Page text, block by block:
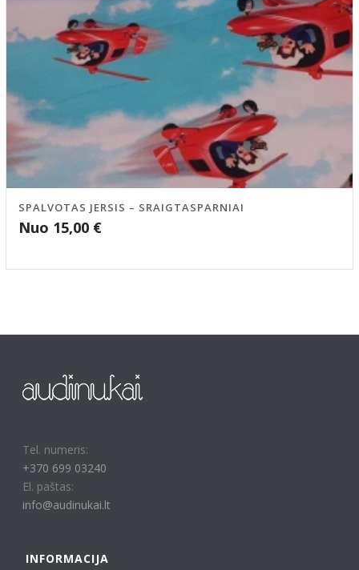
SPALVOTAS JERSIS – SRAIGTASPARNIAI
Nuo 15,00 €
Tel. numeris:
+370 699 03240
El. paštas:
info@audinukai.lt
INFORMACIJA